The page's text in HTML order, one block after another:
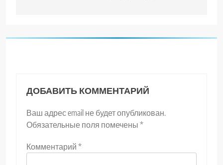
ДОБАВИТЬ КОММЕНТАРИЙ
Ваш адрес email не будет опубликован.
Обязательные поля помечены *
Комментарий *